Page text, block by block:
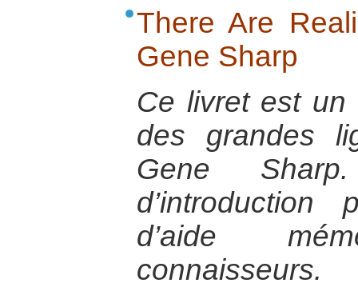
There Are
Gene Sharp
Ce livret est
des grandes
Gene
d’aide
connaisseurs.